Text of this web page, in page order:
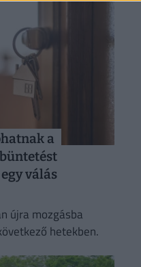
a
válás
újra mozgásba
hetekben.